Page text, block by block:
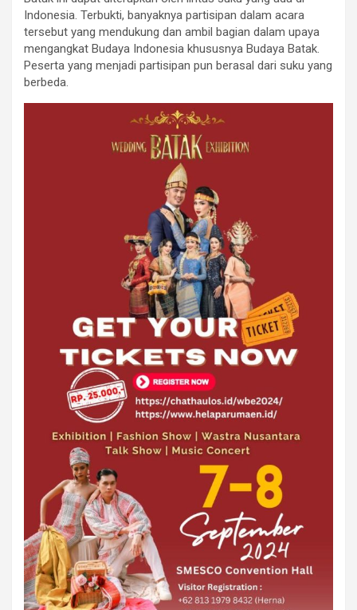
Indonesia. Terbukti, banyaknya partisipan dalam acara
tersebut yang mendukung dan ambil bagian dalam upaya
mengangkat Budaya Indonesia khususnya Budaya Batak.
Peserta yang menjadi partisipan pun berasal dari suku yang
berbeda.